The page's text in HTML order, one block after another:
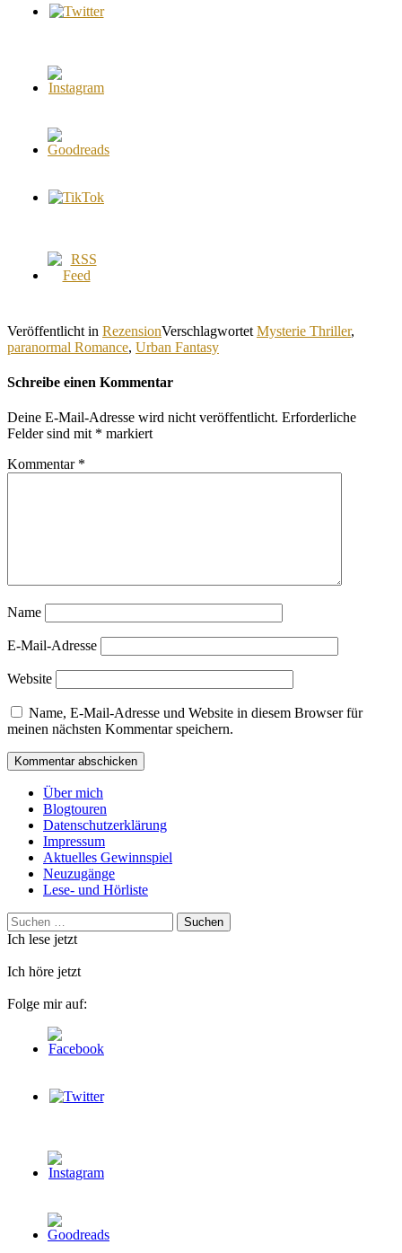
Veröffentlicht in RezensionVerschlagwortet Mysterie Thriller,
paranormal Romance, Urban Fantasy
Schreibe einen Kommentar
Deine E-Mail-Adresse wird nicht veröffentlicht. Erforderliche
Felder sind mit * markiert
Kommentar *
Name
E-Mail-Adresse
Website
Name, E-Mail-Adresse und Website in diesem Browser für
meinen nächsten Kommentar speichern.
Über mich
Blogtouren
Datenschutzerklärung
Impressum
Aktuelles Gewinnspiel
Neuzugänge
Lese- und Hörliste
Suchen
nach:
Ich lese jetzt
Ich höre jetzt
Folge mir auf: